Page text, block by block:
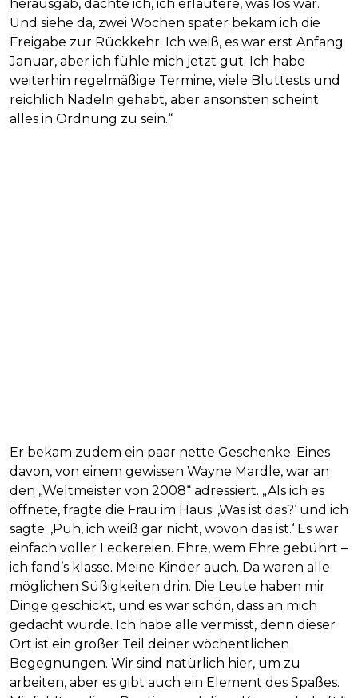
herausgab, dachte ich, ich erläutere, was los war.
Und siehe da, zwei Wochen später bekam ich die
Freigabe zur Rückkehr. Ich weiß, es war erst Anfang
Januar, aber ich fühle mich jetzt gut. Ich habe
weiterhin regelmäßige Termine, viele Bluttests und
reichlich Nadeln gehabt, aber ansonsten scheint
alles in Ordnung zu sein.“
Er bekam zudem ein paar nette Geschenke. Eines
davon, von einem gewissen Wayne Mardle, war an
den „Weltmeister von 2008“ adressiert. „Als ich es
öffnete, fragte die Frau im Haus: ‚Was ist das?‘ und ich
sagte: ‚Puh, ich weiß gar nicht, wovon das ist.‘ Es war
einfach voller Leckereien. Ehre, wem Ehre gebührt –
ich fand’s klasse. Meine Kinder auch. Da waren alle
möglichen Süßigkeiten drin. Die Leute haben mir
Dinge geschickt, und es war schön, dass an mich
gedacht wurde. Ich habe alle vermisst, denn dieser
Ort ist ein großer Teil deiner wöchentlichen
Begegnungen. Wir sind natürlich hier, um zu
arbeiten, aber es gibt auch ein Element des Spaßes.